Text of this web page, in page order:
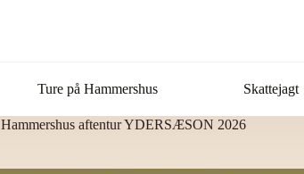
Ture på Hammershus Skattejagt
Hammershus aftentur YDERSÆSON 2026